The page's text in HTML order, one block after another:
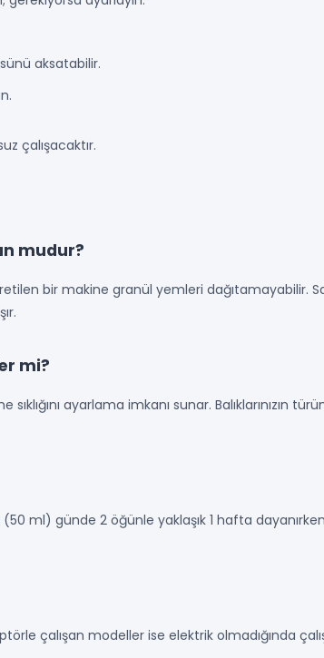
aksatabilir.
çalışacaktır.
mudur?
bir makine granül yemleri dağıtamayabilir.
mi?
ayarlama imkanı sunar. Balıklarınızın
ml) günde 2 öğünle yaklaşık 1 hafta
çalışan modeller ise elektrik olmadığında